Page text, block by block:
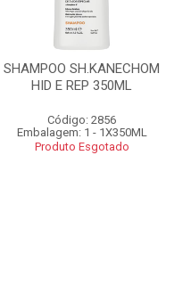
SHAMPOO SH.KANECHOM
HID E REP 350ML
Código: 2856
Embalagem: 1 - 1X350ML
Produto Esgotado